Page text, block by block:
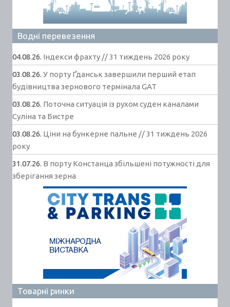
Водні перевезення
04.08.26. Індекси фрахту // 31 тиждень 2026 року
03.08.26. У порту Ґданськ завершили перший етап
будівництва зернового термінала GAT
03.08.26. Поточна ситуація із рухом суден каналами
Суліна та Бистре
03.08.26. Ціни на бункерне пальне // 31 тиждень 2026
року
31.07.26. В порту Констанца збільшені потужності для
зберігання зерна
Товарні ринки